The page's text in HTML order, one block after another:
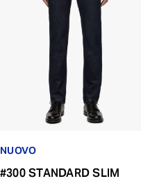
NUOVO
#300 STANDARD SLIM